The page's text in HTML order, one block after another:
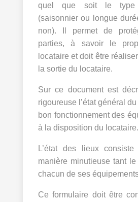
quel que soit le type
(saisonnier ou longue
non). Il permet de
parties, à savoir le
locataire et doit être
la sortie du locataire.
Sur ce document est
rigoureuse l’état général
bon fonctionnement des
à la disposition du locataire.
L’état des lieux
manière minutieuse tant
chacun de ses
Ce formulaire doit être